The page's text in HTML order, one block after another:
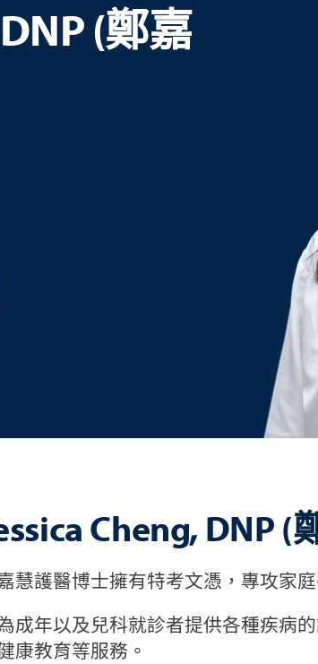
(鄭嘉
Cheng, DNP
慧護醫博士擁有特考文憑，專攻家庭
成年以及兒科就診者提供各種疾病
康教育等服務。